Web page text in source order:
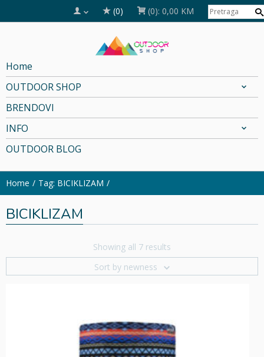
(0) (0): 0,00 KM
Home
OUTDOOR SHOP
BRENDOVI
INFO
OUTDOOR BLOG
Home Tag: BICIKLIZAM
BICIKLIZAM
Showing all 7 results
Sort by newness